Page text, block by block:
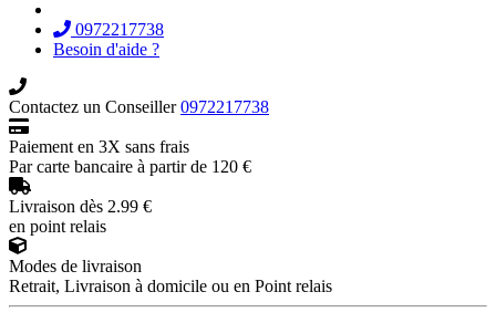
0972217738
Besoin d'aide ?
Contactez un Conseiller0972217738
Paiement en 3X sans frais
Par carte bancaire à partir de 120 €
Livraison dès 2.99 €
en point relais
Modes de livraison
Retrait, Livraison à domicile ou en Point relais